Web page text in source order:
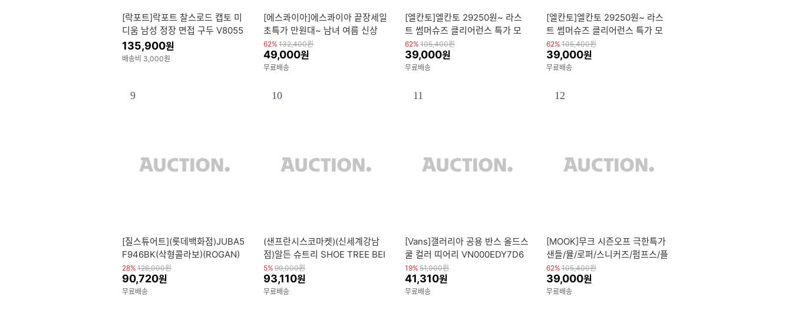
[락포트]락포트 찰스로드 캡토 미
디움 남성 정장 면접 구두 V8055
6
135,900원
배송비 3,000원
[에스콰이아]에스콰이아 끝장세일
초특가 만원대~ 남녀 여름 신상
가방/벨트/샌들/운동화/구두 외 무
배 (최대~40%쿠폰)
62% 132,400원
49,000원
무료배송
[엘칸토]엘칸토 29250원~ 라스
트 썸머슈즈 클리어런스 특가 모
음전 (샌들/슬링백/스니커즈/정장
화 외)
62% 105,400원
39,000원
무료배송
[엘칸토]엘칸토 29250원~ 라스
트 썸머슈즈 클리어런스 특가 모
음전 (샌들/슬링백/스니커즈/정장
화 외)
62% 105,400원
39,000원
무료배송
9
[질스튜어트](롯데백화점)JUBA5
F946BK(삭형콜라보)(ROGAN)
로건 블랙 나일론 플랩형 크로스
28% 126,000원
90,720원
무료배송
10
(샌프란시스코마켓)(신세계강남
점)알든 슈트리 SHOE TREE BEI
G ADF1M90000A24
5% 99,000원
93,110원
무료배송
11
[Vans]갤러리아 공용 반스 올드스
쿨 컬러 띠어리 VN000EDY7D6
타임월드
19% 51,000원
41,310원
무료배송
12
[MOOK]무크 시즌오프 극한특가
샌들/뮬/로퍼/스니커즈/펌프스/플
랫/슬링백/슬리퍼 외
62% 105,400원
39,000원
무료배송